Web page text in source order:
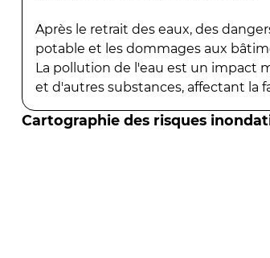
Après le retrait des eaux, des
potable et les dommages aux
La pollution de l'eau est un impact
et d'autres substances, affectant la
Cartographie des risques